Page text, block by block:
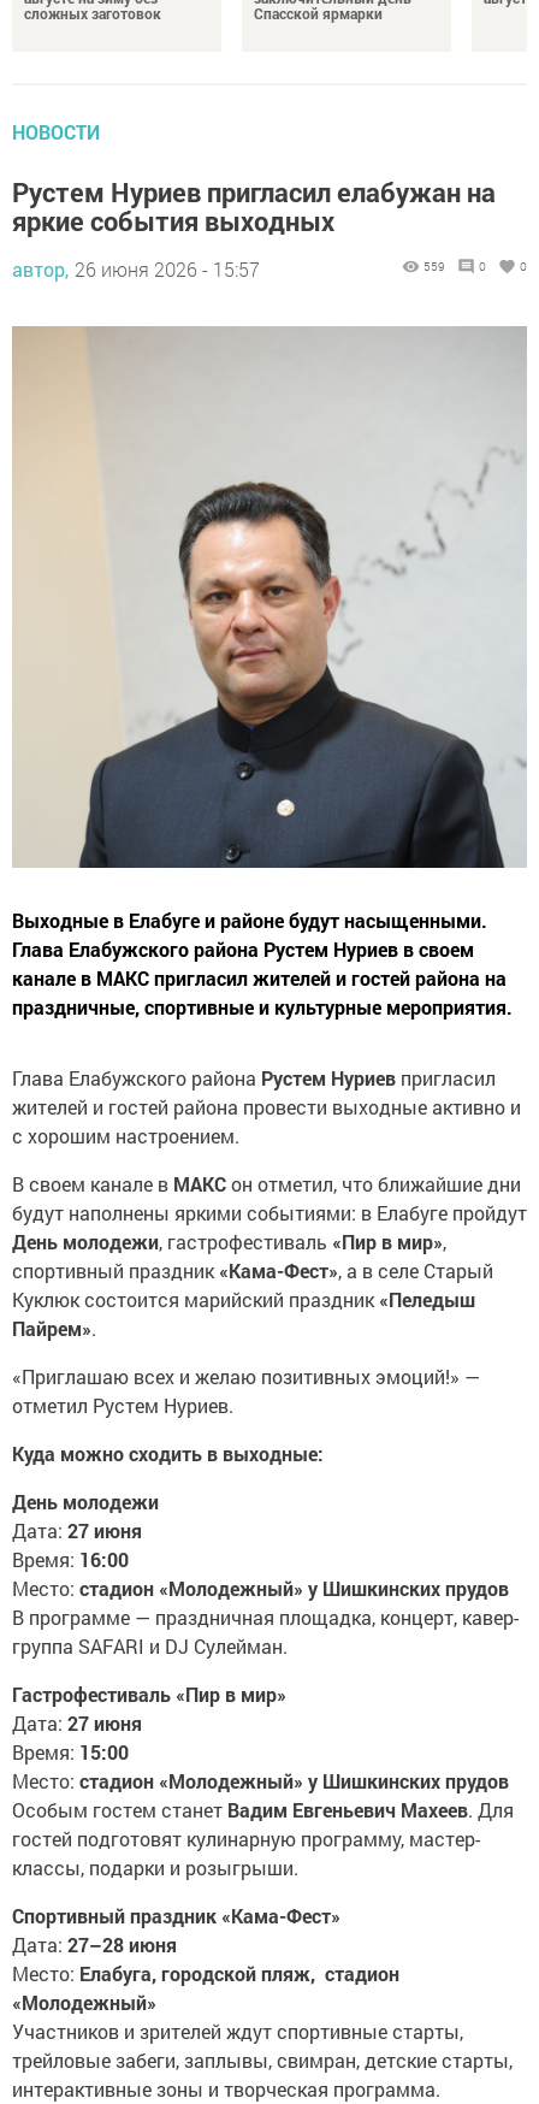
сложных заготовок
Спасской ярмарки
НОВОСТИ
Рустем Нуриев пригласил елабужан на
яркие события выходных
автор, 26 июня 2026 - 15:57 559 0 0
Выходные в Елабуге и районе будут насыщенными.
Глава Елабужского района Рустем Нуриев в своем
канале в МАКС пригласил жителей и гостей района на
праздничные, спортивные и культурные мероприятия.
Глава Елабужского района Рустем Нуриев пригласил
жителей и гостей района провести выходные активно и
с хорошим настроением.
В своем канале в МАКСон отметил, что ближайшие дни
будут наполнены яркими событиями: в Елабуге пройдут
День молодежи, гастрофестиваль «Пир в мир»,
спортивный праздник «Кама-Фест», а в селе Старый
Куклюк состоится марийский праздник «Пеледыш
Пайрем».
«Приглашаю всех и желаю позитивных эмоций!» —
отметил Рустем Нуриев.
Куда можно сходить в выходные:
День молодежи
Дата: 27 июня
Время: 16:00
Место: стадион «Молодежный» у Шишкинских прудов
В программе — праздничная площадка, концерт, кавер-
группа SAFARI и DJ Сулейман.
Гастрофестиваль «Пир в мир»
Дата: 27 июня
Время: 15:00
Место: стадион «Молодежный» у Шишкинских прудов
Особым гостем станет Вадим Евгеньевич Махеев. Для
гостей подготовят кулинарную программу, мастер-
классы, подарки и розыгрыши.
Спортивный праздник «Кама-Фест»
Дата: 27–28 июня
Место: Елабуга, городской пляж, стадион
«Молодежный»
Участников и зрителей ждут спортивные старты,
трейловые забеги, заплывы, свимран, детские старты,
интерактивные зоны и творческая программа.